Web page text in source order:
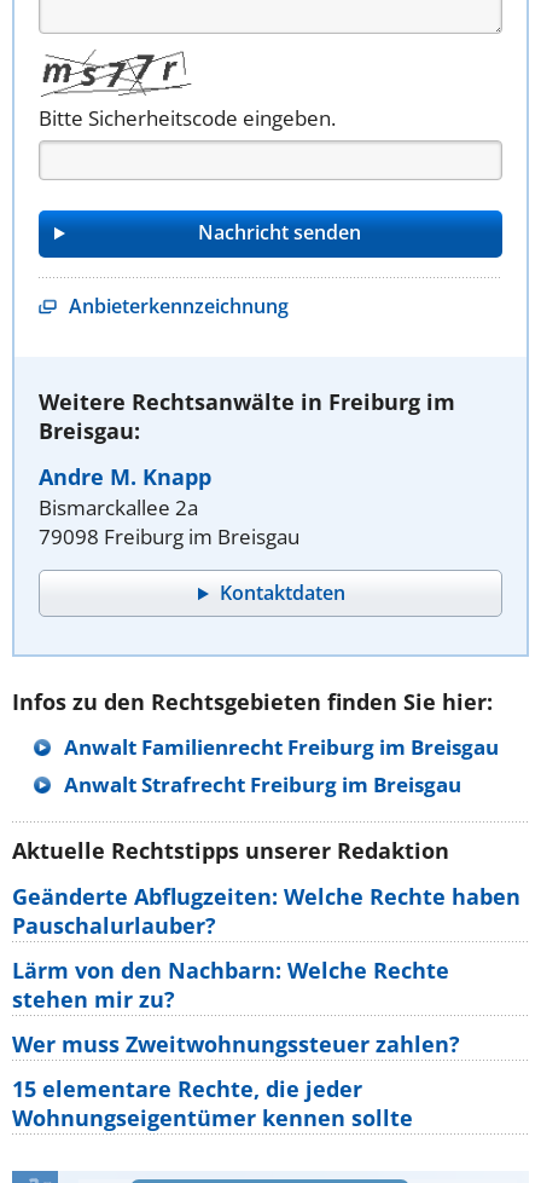
Bitte Sicherheitscode eingeben.
Anbieterkennzeichnung
Weitere Rechtsanwälte in Freiburg im
Breisgau:
Andre M. Knapp
Bismarckallee 2a
79098 Freiburg im Breisgau
Kontaktdaten
Infos zu den Rechtsgebieten finden Sie hier:
Anwalt Familienrecht Freiburg im Breisgau
Anwalt Strafrecht Freiburg im Breisgau
Aktuelle Rechtstipps unserer Redaktion
Geänderte Abflugzeiten: Welche Rechte haben
Pauschalurlauber?
Lärm von den Nachbarn: Welche Rechte
stehen mir zu?
Wer muss Zweitwohnungssteuer zahlen?
15 elementare Rechte, die jeder
Wohnungseigentümer kennen sollte